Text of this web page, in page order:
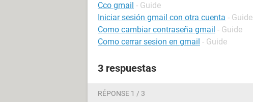
Cco gmail - Guide
Iniciar sesión gmail con otra cuenta - Guide
Como cambiar contraseña gmail - Guide
Como cerrar sesion en gmail - Guide
3 respuestas
RÉPONSE 1 / 3